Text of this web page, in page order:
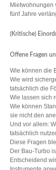
Mietwohnungen
fünf Jahre
(Kritische)
Offene Fragen
Wie können die
Wie wird
tatsächlich die
Wie lassen sich
Wie können
sie nicht den
Und vor allem:
tatsächlich
Diese Fragen
Der Bau-Turbo
Entscheidend